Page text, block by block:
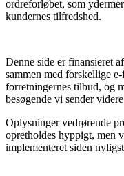
ordreforløbet, som
kundernes tilfredshed.
Denne side er finansieret
sammen med forskellige
forretningernes tilbud, og
besøgende vi sender
Oplysninger vedrørende
opretholdes hyppigt, men
implementeret siden